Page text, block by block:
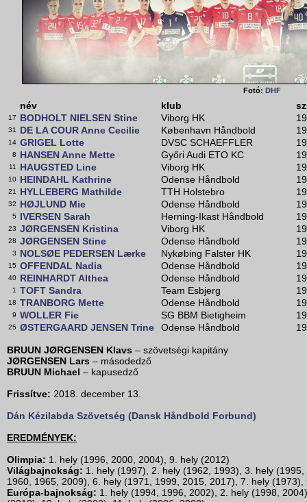
Fotó: DHF
név klub
17 BODHOLT NIELSEN Stine Viborg HK
31 DE LA COUR Anne Cecilie København Håndbold
14 GRIGEL Lotte DVSC SCHAEFFLER
8 HANSEN Anne Mette Győri Audi ETO KC
11 HAUGSTED Line Viborg HK
10 HEINDAHL Kathrine Odense Håndbold
21 HYLLEBERG Mathilde TTH Holstebro
32 HØJLUND Mie Odense Håndbold
5 IVERSEN Sarah Herning-Ikast Håndbold
23 JØRGENSEN Kristina Viborg HK
28 JØRGENSEN Stine Odense Håndbold
3 NOLSØE PEDERSEN Lærke Nykøbing Falster HK
15 OFFENDAL Nadia Odense Håndbold
40 REINHARDT Althea Odense Håndbold
1 TOFT Sandra Team Esbjerg
18 TRANBORG Mette Odense Håndbold
9 WOLLER Fie SG BBM Bietigheim
25 ØSTERGAARD JENSEN Trine Odense Håndbold
BRUUN JØRGENSEN Klavs – szövetségi kapitány
JØRGENSEN Lars – másodedző
BRUUN Michael – kapusedző
Frissítve: 2018. december 13.
Dán Kézilabda Szövetség (Dansk Håndbold Forbund)
EREDMÉNYEK:
Olimpia: 1. hely (1996, 2000, 2004), 9. hely (2012)
Világbajnokság: 1. hely (1997), 2. hely (1962, 1993), 3. hely
1960, 1965, 2009), 6. hely (1971, 1999, 2015, 2017), 7. hely
Európa-bajnokság: 1. hely (1994, 1996, 2002), 2. hely (1998,